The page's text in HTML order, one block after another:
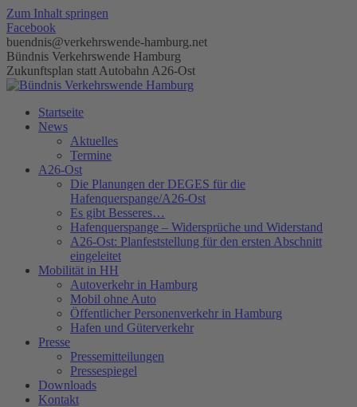
Zum Inhalt springen
Facebook
buendnis@verkehrswende-hamburg.net
Bündnis Verkehrswende Hamburg
Zukunftsplan statt Autobahn A26-Ost
Startseite
News
Aktuelles
Termine
A26-Ost
Die Planungen der DEGES für die
Hafenquerspange/A26-Ost
Es gibt Besseres…
Hafenquerspange – Widersprüche und Widerstand
A26-Ost: Planfeststellung für den ersten Abschnitt
eingeleitet
Mobilität in HH
Autoverkehr in Hamburg
Mobil ohne Auto
Öffentlicher Personenverkehr in Hamburg
Hafen und Güterverkehr
Presse
Pressemitteilungen
Pressespiegel
Downloads
Kontakt